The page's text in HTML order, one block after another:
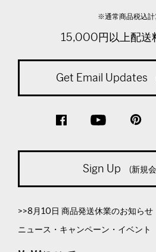
※通常商品税込計
15,000円以上配送
Get Email Updates
Sign Up (新規
>>8月10日 商品発送休業のお知らせ
ニュース・キャンペーン・イベント